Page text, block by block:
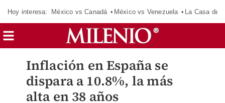
Hoy interesa: México vs Canadá México vs Venezuela La Casa de
Inflación en España se
dispara a 10.8%, la más
alta en 38 años